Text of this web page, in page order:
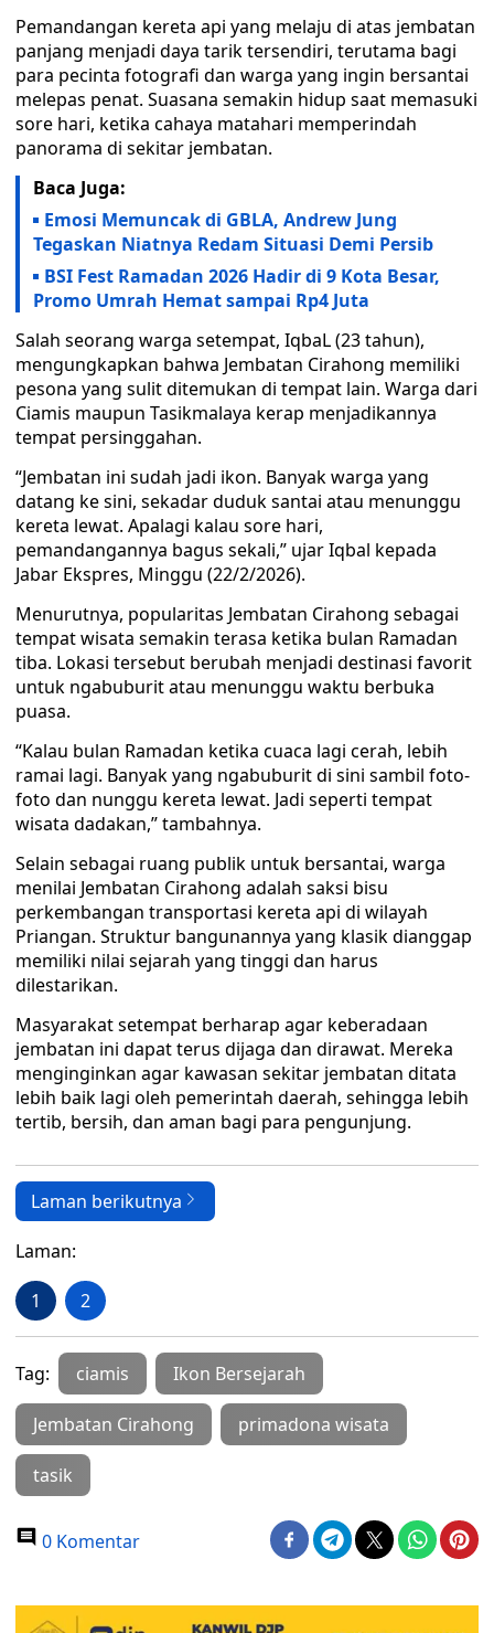
Pemandangan kereta api yang melaju di atas jembatan
panjang menjadi daya tarik tersendiri, terutama bagi
para pecinta fotografi dan warga yang ingin bersantai
melepas penat. Suasana semakin hidup saat memasuki
sore hari, ketika cahaya matahari memperindah
panorama di sekitar jembatan.
Baca Juga:
Emosi Memuncak di GBLA, Andrew Jung
Tegaskan Niatnya Redam Situasi Demi Persib
BSI Fest Ramadan 2026 Hadir di 9 Kota Besar,
Promo Umrah Hemat sampai Rp4 Juta
Salah seorang warga setempat, IqbaL (23 tahun),
mengungkapkan bahwa Jembatan Cirahong memiliki
pesona yang sulit ditemukan di tempat lain. Warga dari
Ciamis maupun Tasikmalaya kerap menjadikannya
tempat persinggahan.
“Jembatan ini sudah jadi ikon. Banyak warga yang
datang ke sini, sekadar duduk santai atau menunggu
kereta lewat. Apalagi kalau sore hari,
pemandangannya bagus sekali,” ujar Iqbal kepada
Jabar Ekspres, Minggu (22/2/2026).
Menurutnya, popularitas Jembatan Cirahong sebagai
tempat wisata semakin terasa ketika bulan Ramadan
tiba. Lokasi tersebut berubah menjadi destinasi favorit
untuk ngabuburit atau menunggu waktu berbuka
puasa.
“Kalau bulan Ramadan ketika cuaca lagi cerah, lebih
ramai lagi. Banyak yang ngabuburit di sini sambil foto-
foto dan nunggu kereta lewat. Jadi seperti tempat
wisata dadakan,” tambahnya.
Selain sebagai ruang publik untuk bersantai, warga
menilai Jembatan Cirahong adalah saksi bisu
perkembangan transportasi kereta api di wilayah
Priangan. Struktur bangunannya yang klasik dianggap
memiliki nilai sejarah yang tinggi dan harus
dilestarikan.
Masyarakat setempat berharap agar keberadaan
jembatan ini dapat terus dijaga dan dirawat. Mereka
menginginkan agar kawasan sekitar jembatan ditata
lebih baik lagi oleh pemerintah daerah, sehingga lebih
tertib, bersih, dan aman bagi para pengunjung.
Laman berikutnya
Laman:
1 2
Tag: ciamis Ikon Bersejarah
Jembatan Cirahong primadona wisata
tasik
0 Komentar